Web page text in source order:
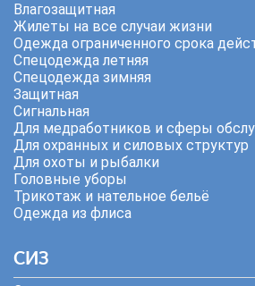
Влагозащитная
Жилеты на все случаи жизни
Одежда ограниченного срока
Спецодежда летняя
Спецодежда зимняя
Защитная
Сигнальная
Для медработников и сферы
Для охранных и силовых структур
Для охоты и рыбалки
Головные уборы
Трикотаж и нательное бельё
Одежда из флиса
СИЗ